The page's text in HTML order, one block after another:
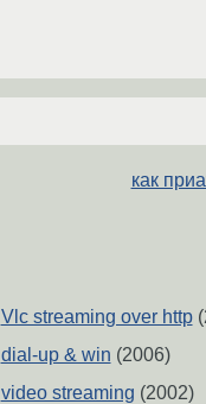
как
Vlc streaming over http
dial-up & win (2006)
video streaming (2002)